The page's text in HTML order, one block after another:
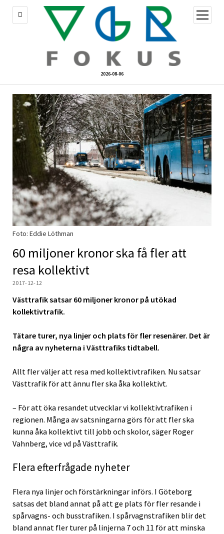
2026-08-06
öppna
meny
Foto: Eddie Löthman
60 miljoner kronor ska få fler att
resa kollektivt
2017-12-12
Västtrafik satsar 60 miljoner kronor på utökad
kollektivtrafik.
Tätare turer, nya linjer och plats för fler resenärer. Det är
några av nyheterna i Västtrafiks tidtabell.
Allt fler väljer att resa med kollektivtrafiken. Nu satsar
Västtrafik för att ännu fler ska åka kollektivt.
– För att öka resandet utvecklar vi kollektivtrafiken i
regionen. Många av satsningarna görs för att fler ska
kunna åka kollektivt till jobb och skolor, säger Roger
Vahnberg, vice vd på Västtrafik.
Flera efterfrågade nyheter
Flera nya linjer och förstärkningar införs. I Göteborg
satsas det bland annat på att ge plats för fler resande i
spårvagns- och busstrafiken. I spårvagnstrafiken blir det
bland annat fler turer på linjerna 7 och 11 för att minska